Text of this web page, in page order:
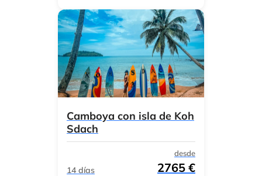
Camboya con isla de Koh
Sdach
14 días
desde
2765 €